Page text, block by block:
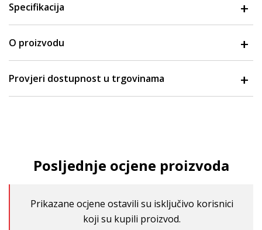
Specifikacija
O proizvodu
Provjeri dostupnost u trgovinama
Posljednje ocjene proizvoda
Prikazane ocjene ostavili su isključivo korisnici
koji su kupili proizvod.